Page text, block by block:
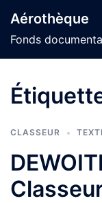
au
contenu
Aérothèque
Fonds
CLASSEUR